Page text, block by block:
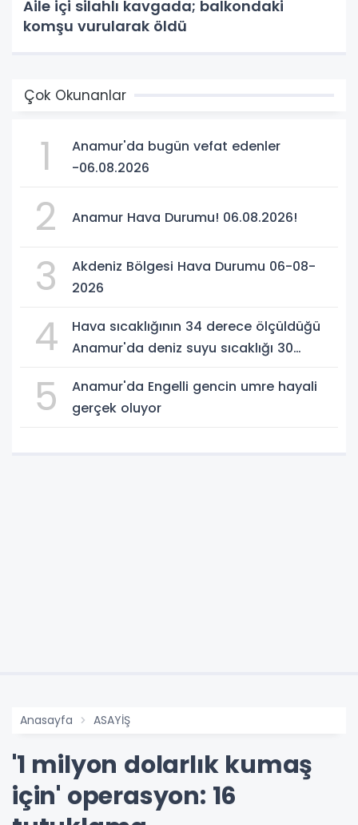
Aile içi silahlı kavgada; balkondaki
komşu vurularak öldü
Çok Okunanlar
1
Anamur'da bugün vefat edenler
-06.08.2026
2 Anamur Hava Durumu! 06.08.2026!
3
Akdeniz Bölgesi Hava Durumu 06-08-
2026
4
Hava sıcaklığının 34 derece ölçüldüğü
Anamur'da deniz suyu sıcaklığı 30
5
Anamur'da Engelli gencin umre hayali
gerçek oluyor
Anasayfa ASAYİŞ
'1 milyon dolarlık kumaş
için' operasyon: 16